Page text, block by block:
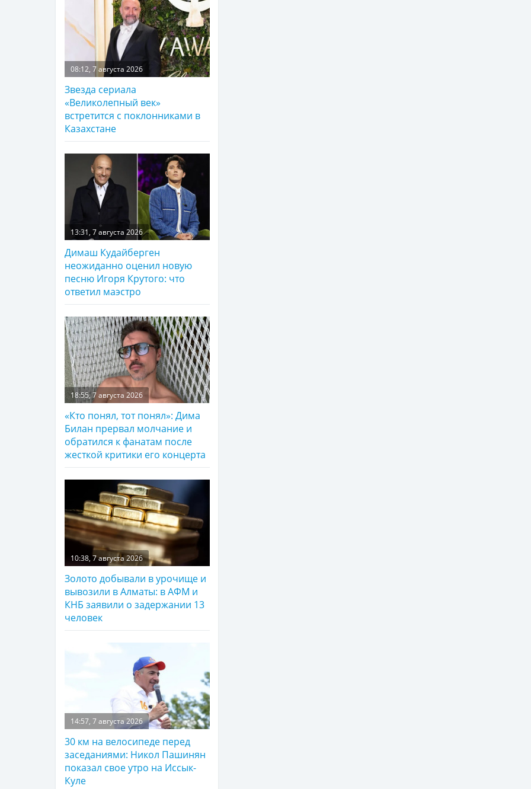
08:12, 7 августа 2026
Звезда сериала
«Великолепный век»
встретится с поклонниками в
Казахстане
13:31, 7 августа 2026
Димаш Кудайберген
неожиданно оценил новую
песню Игоря Крутого: что
ответил маэстро
18:55, 7 августа 2026
«Кто понял, тот понял»: Дима
Билан прервал молчание и
обратился к фанатам после
жесткой критики его концерта
10:38, 7 августа 2026
Золото добывали в урочище и
вывозили в Алматы: в АФМ и
КНБ заявили о задержании 13
человек
14:57, 7 августа 2026
30 км на велосипеде перед
заседаниями: Никол Пашинян
показал свое утро на Иссык-
Куле